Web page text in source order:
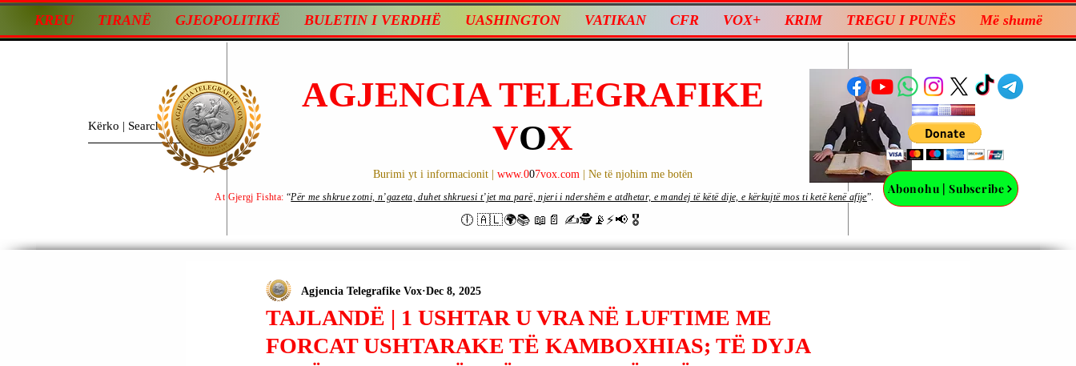
KREU TIRANË GJEOPOLITIKË BULETIN I VERDHË UASHINGTON VATIKAN CFR VOX+ KRIM TREGU I PUNËS Më shumë
AGJENCIA TELEGRAFIKE
VOX
Burimi yt i informacionit | www.007vox.com | Ne të njohim me botën
🕕 🇦🇱🌍📚 📖📄 ✍🕵️📡⚡️📢 🎖
Abonohu | Subscribe
At Gjergj Fishta: “Për me shkrue zotni, n’gazeta, duhet shkruesi t’jet ma parë, njeri i ndershëm e atdhetar, e mandej të këtë dije, e kërkujtë mos ti ketë kenë afije”.
TAJLANDË | 1 USHTAR U VRA NË LUFTIME ME
FORCAT USHTARAKE TË KAMBOXHIAS; TË DYJA
Agjencia Telegrafike Vox Dec 8, 2025